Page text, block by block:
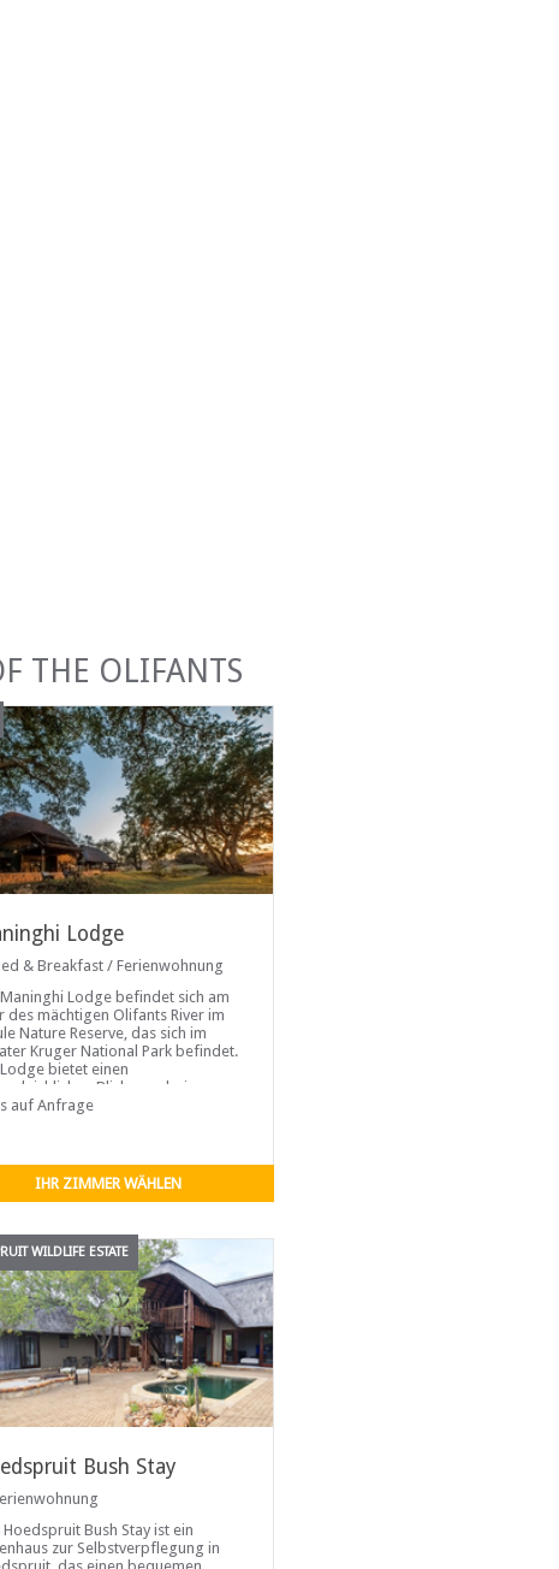
THE OLIFANTS
Lodge
& Breakfast / Ferienwohnung
Lodge befindet sich am
des mächtigen Olifants River im
Nature Reserve, das sich im
Kruger National Park befindet.
bietet einen
Blick von drei
auf den Olifants River und
und andere Wildtiere, die an
auf Anfrage
IHR ZIMMER WÄHLEN
WILDLIFE ESTATE
Bush Stay
Hoedspruit Bush Stay ist ein
zur Selbstverpflegung in